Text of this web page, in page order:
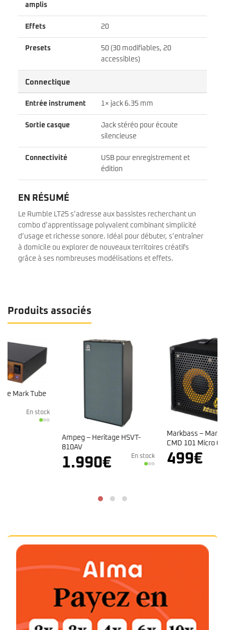
amplis
Effets 20
Presets
50 (30 modifiables, 20
accessibles)
Connectique
Entrée instrument 1× jack 6.35 mm
Sortie casque
Jack stéréo pour écoute
silencieuse
Connectivité
USB pour enregistrement et
édition
EN RÉSUMÉ
Le Rumble LT25 s’adresse aux bassistes recherchant un
combo d’apprentissage polyvalent combinant simplicité
d’usage et richesse sonore. Idéal pour débuter, s’entraîner
à domicile ou explorer de nouveaux territoires créatifs
grâce à ses nombreuses modélisations et effets.
Produits associés
Ampeg – Heritage HSVT-
€ En stock
Markbass – Marcus Miller
CMD 101 Micro 60
499€ En stock